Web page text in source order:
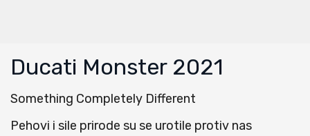
Ducati Monster 2021
Something Completely Different
Pehovi i sile prirode su se urotile protiv nas